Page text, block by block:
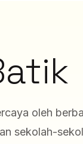
oleh
sekolah-